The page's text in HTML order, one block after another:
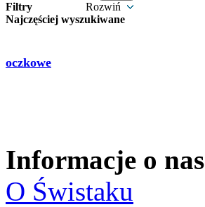
Filtry
Rozwiń
Najczęściej wyszukiwane
oczkowe
Informacje o nas
O Świstaku